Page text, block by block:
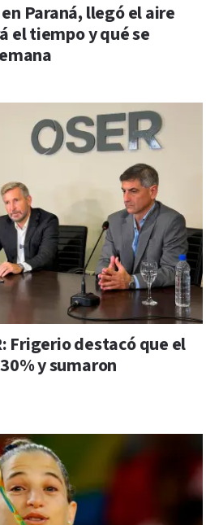
Paraná, llegó el aire
el tiempo y qué se
Frigerio destacó que el
y sumaron